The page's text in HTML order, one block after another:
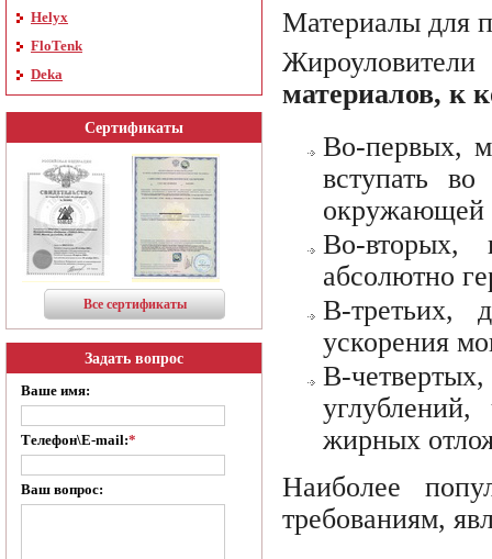
Helyx
FloTenk
Deka
Сертификаты
Все сертификаты
Задать вопрос
Ваше имя:
Телефон\E-mail:*
Ваш вопрос:
Материалы для
материалов, к
Во-первых,
вступать
окружающей
Во-вторых,
абсолютно
В-третьих,
ускорения
В-
жирных
Наиболее
требованиям,